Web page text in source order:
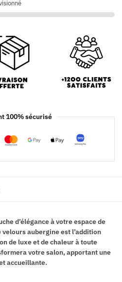
100% sécurisé
d’élégance à votre espace de
aubergine est l’addition
de luxe et de chaleur à toute
votre salon, apportant une
accueillante.